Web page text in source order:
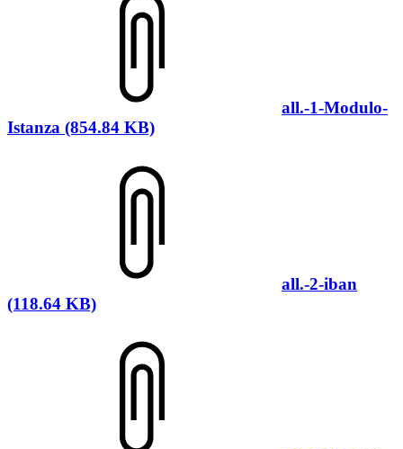
all.-1-Modulo-
Istanza (854.84 KB)
all.-2-iban
(118.64 KB)